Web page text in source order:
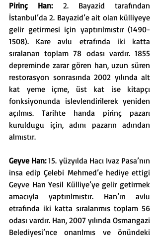
Pirinç Han: 2. Bayazid tarafından
İstanbul’da 2. Bayazid’e ait olan külliyeye
gelir getirmesi için yaptırılmıstır (1490-
1508). Kare avlu etrafında iki katta
sıralanan toplam 78 odası vardır. 1855
depreminde zarar gören han, uzun süren
restorasyon sonrasında 2002 yılında alt
kat yeme içme, üst kat ise kitapçı
fonksiyonunda islevlendirilerek yeniden
açılmıs. Tarihte handa pirinç pazarı
kuruldugu için, adını pazarın adından
almıstır.
Geyve Han: 15. yüzyılda Hacı Ivaz Pasa’nın
insa edip Çelebi Mehmed’e hediye ettigi
Geyve Han Yesil Külliye’ye gelir getirmek
amacıyla yaptırılmıstır. Han’ın avlu
etrafında iki katta sıralanmıs toplam 56
odası vardır. Han, 2007 yılında Osmangazi
Belediyesi’nce onarılmıs ve önündeki